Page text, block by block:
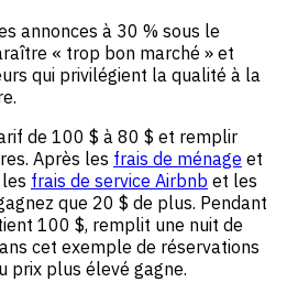
annonces à 30 % sous le
« trop bon marché » et
qui privilégient la qualité à la
de 100 $ à 80 $ et remplir
Après les frais de ménage et
frais de service Airbnb et les
que 20 $ de plus. Pendant
100 $, remplit une nuit de
cet exemple de réservations
prix plus élevé gagne.